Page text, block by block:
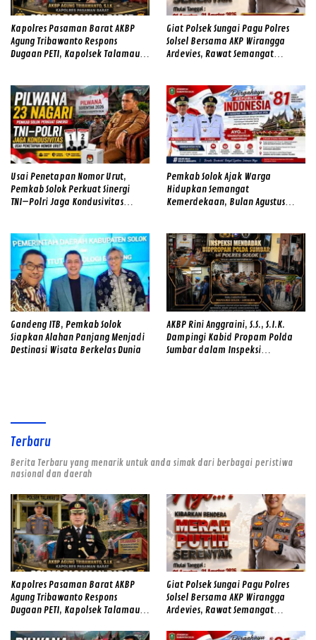
Kapolres Pasaman Barat AKBP
Agung Tribawanto Respons
Dugaan PETI, Kapolsek Talamau
Giat Polsek Sungai Pagu Polres
Solsel Bersama AKP Wirangga
Ardevies, Rawat Semangat
Usai Penetapan Nomor Urut,
Pemkab Solok Perkuat Sinergi
TNI–Polri Jaga Kondusivitas
Pemkab Solok Ajak Warga
Hidupkan Semangat
Kemerdekaan, Bulan Agustus
Gandeng ITB, Pemkab Solok
Siapkan Alahan Panjang Menjadi
Destinasi Wisata Berkelas Dunia
AKBP Rini Anggraini, S.S., S.I.K.
Dampingi Kabid Propam Polda
Sumbar dalam Inspeksi
Terbaru
Berita Terbaru yang menarik untuk anda simak dari berbagai peristiwa
nasional dan daerah
Kapolres Pasaman Barat AKBP
Agung Tribawanto Respons
Dugaan PETI, Kapolsek Talamau
Giat Polsek Sungai Pagu Polres
Solsel Bersama AKP Wirangga
Ardevies, Rawat Semangat